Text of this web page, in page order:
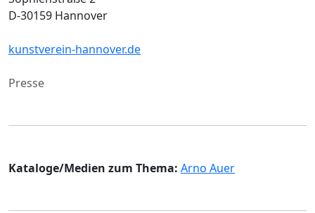
D-30159 Hannover
kunstverein-hannover.de
Presse
Kataloge/Medien zum Thema: Arno Auer